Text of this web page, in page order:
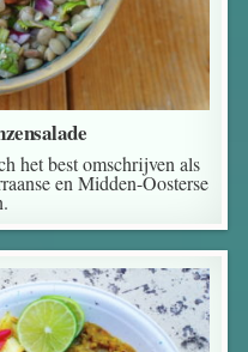
het best omschrijven als
en Midden-Oosterse